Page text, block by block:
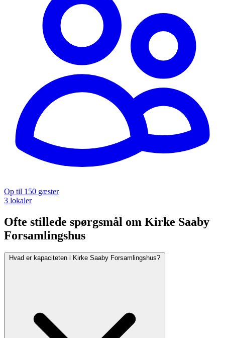
Op til 150 gæster
3 lokaler
Ofte stillede spørgsmål om Kirke Saaby
Forsamlingshus
Hvad er kapaciteten i Kirke Saaby Forsamlingshus?